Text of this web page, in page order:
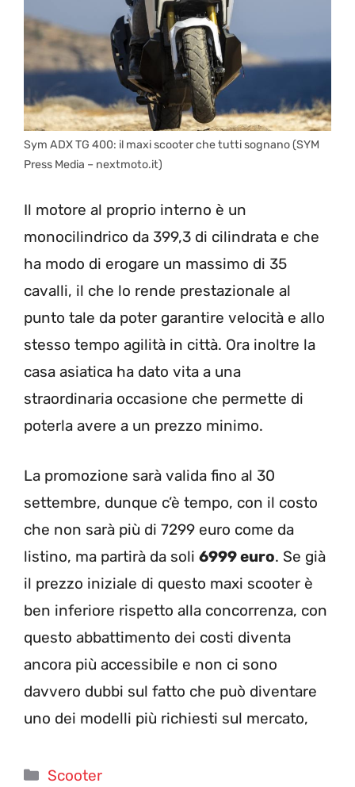
Sym ADX TG 400: il maxi scooter che tutti sognano (SYM
Press Media – nextmoto.it)
Il motore al proprio interno è un
monocilindrico da 399,3 di cilindrata e che
ha modo di erogare un massimo di 35
cavalli, il che lo rende prestazionale al
punto tale da poter garantire velocità e allo
stesso tempo agilità in città. Ora inoltre la
casa asiatica ha dato vita a una
straordinaria occasione che permette di
poterla avere a un prezzo minimo.
La promozione sarà valida fino al 30
settembre, dunque c’è tempo, con il costo
che non sarà più di 7299 euro come da
listino, ma partirà da soli 6999 euro. Se già
il prezzo iniziale di questo maxi scooter è
ben inferiore rispetto alla concorrenza, con
questo abbattimento dei costi diventa
ancora più accessibile e non ci sono
davvero dubbi sul fatto che può diventare
uno dei modelli più richiesti sul mercato,
Categorie
Scooter